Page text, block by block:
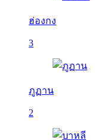
ฮ่องกง
3
ภูฏาน
2